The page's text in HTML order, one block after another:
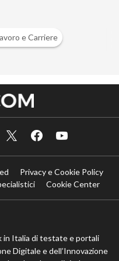
e Carriere
Privacy e Cookie Policy
Cookie Center
in Italia di testate e portali
Digitale e dell’Innovazione